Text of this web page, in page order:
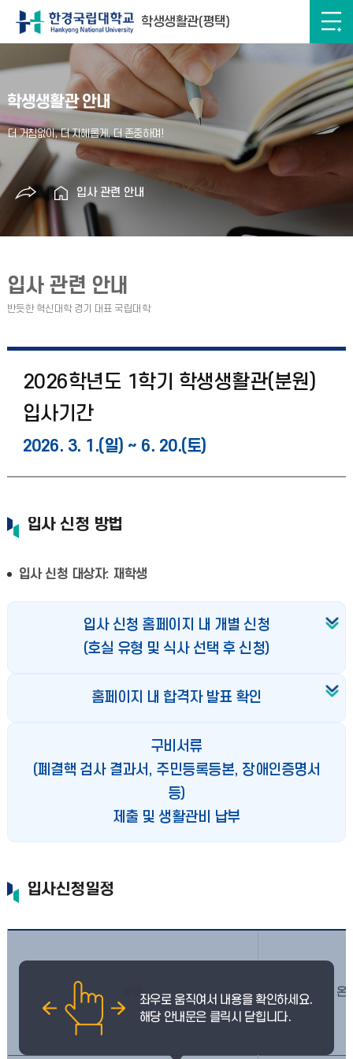
학생생활관(평택)
학생생활관 안내
입사 관련 안내
입사 관련 안내
2026학년도 1학기 학생생활관(분원)
입사기간
2026. 3. 1.(일) ~ 6. 20.(토)
입사 신청 방법
입사 신청 대상자: 재학생
입사 신청 홈페이지 내 개별 신청
(호실 유형 및 식사 선택 후 신청)
홈페이지 내 합격자 발표 확인
구비서류
(폐결핵 검사 결과서, 주민등록등본, 장애인증명서
등)
제출 및 생활관비 납부
입사신청일정
분류 온